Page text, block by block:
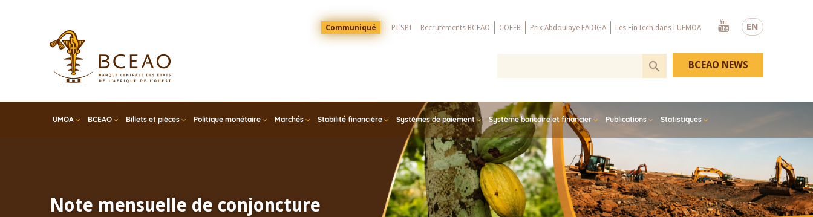
EN
Menu
Top
Communiqué PI-SPI Recrutements BCEAO COFEB Prix Abdoulaye FADIGA Les FinTech dans l'UEMOA
Youtube
UMOA BCEAO Billets et pièces Politique monétaire Marchés Stabilité financière Systèmes de paiement Système bancaire et financier Publications Statistiques
BCEAO NEWS
Note mensuelle de conjoncture